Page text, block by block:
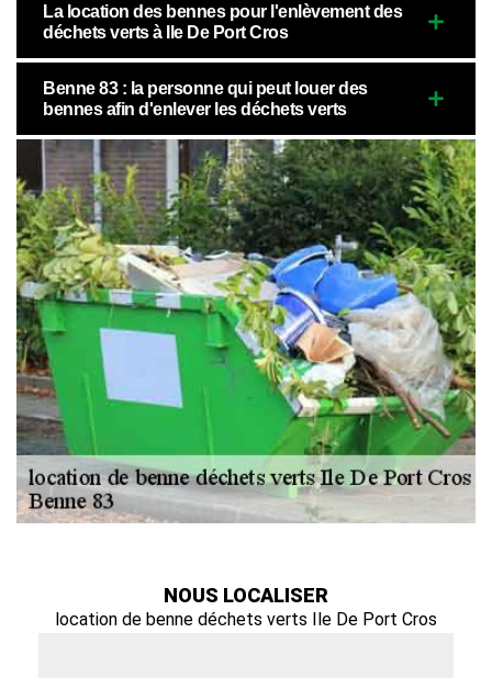
La location des bennes pour l'enlèvement des
déchets verts à Ile De Port Cros
Benne 83 : la personne qui peut louer des
bennes afin d'enlever les déchets verts
NOUS LOCALISER
location de benne déchets verts Ile De Port Cros